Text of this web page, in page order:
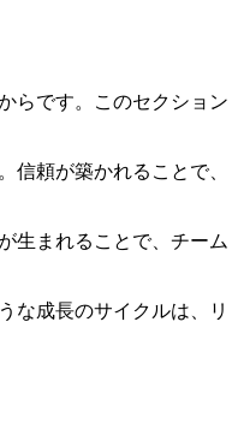
らです。このセクション
信頼が築かれることで、
生まれることで、チーム
な成長のサイクルは、リ